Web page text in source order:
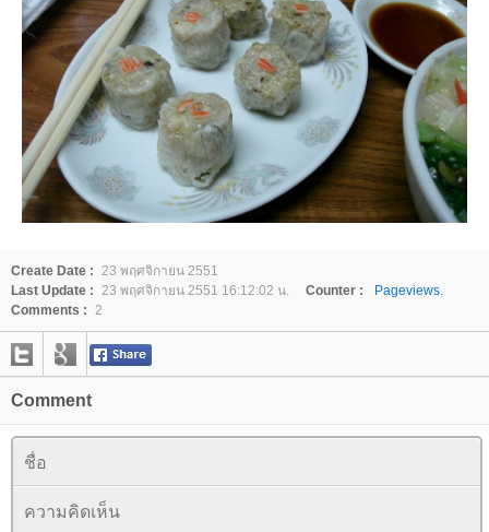
Create Date : 23 พฤศจิกายน 2551
Last Update : 23 พฤศจิกายน 2551 16:12:02 น. Counter :
Pageviews.
Comments : 2
Comment